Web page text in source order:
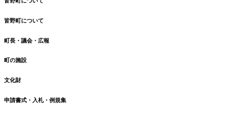
皆野町について
町長・議会・広報
町の施設
文化財
申請書式・入札・例規集